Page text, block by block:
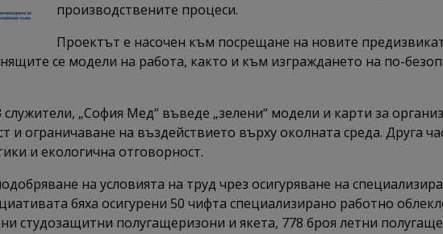
производствените процеси.
Проектът е насочен към посрещане на новите
се модели на работа, както и към изграждането на по-
„София Мед“ въведе „зелени“ модели и карти за
ограничаване на въздействието върху околната среда. Друга
и екологична отговорност.
на условията на труд чрез осигуряване на
бяха осигурени 50 чифта специализирано работно
студозащитни полугащеризони и якета, 778 броя летни